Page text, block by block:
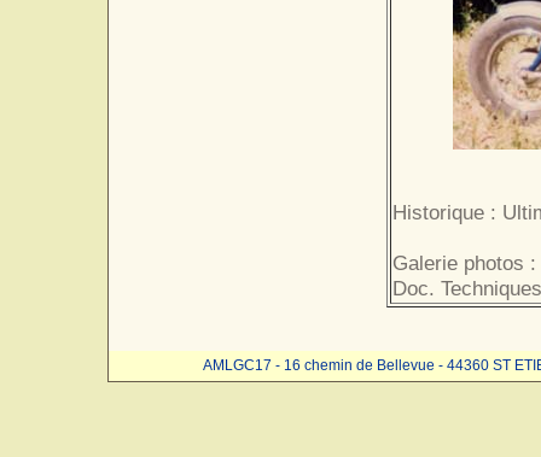
Historique :
Galerie photos :
Doc.
AMLGC17 - 16 chemin de Bellevue - 44360 ST